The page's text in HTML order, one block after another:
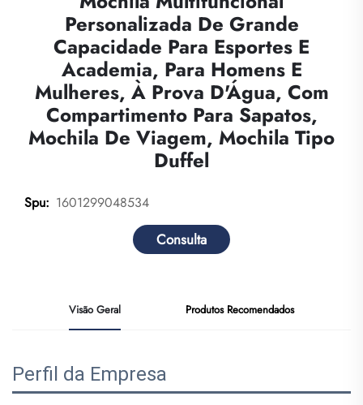
Personalizada De Grande
Capacidade Para Esportes E
Academia, Para Homens E
Mulheres, À Prova D'Água, Com
Compartimento Para Sapatos,
Mochila De Viagem, Mochila Tipo
Duffel
Spu: 1601299048534
Consulta
Visão Geral Produtos Recomendados
Perfil da Empresa